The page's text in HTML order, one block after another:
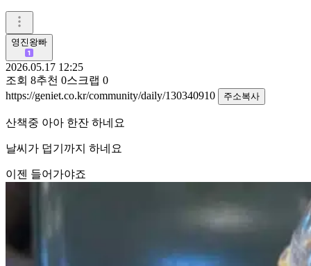
영진왕빠
2026.05.17 12:25
조회 8추천 0스크랩 0
https://geniet.co.kr/community/daily/130340910
주소복사
산책중 아아 한잔 하네요
날씨가 덥기까지 하네요
이젠 들어가야죠